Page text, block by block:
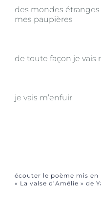
des mondes
mes paupières
de toute façon je vais
je vais m’enfuir
écouter le poème mis en
« La valse d’Amélie » de